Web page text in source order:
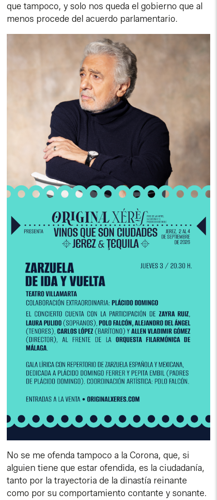
que tampoco, y solo nos queda el gobierno que al
menos procede del acuerdo parlamentario.
No se me ofenda tampoco a la Corona, que, si
alguien tiene que estar ofendida, es la ciudadanía,
tanto por la trayectoria de la dinastía reinante
como por su comportamiento contante y sonante.